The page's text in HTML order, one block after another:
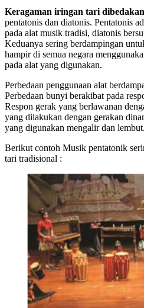
Keragaman iringan tari
pentatonis dan diatonis. Pentatonis
pada alat musik tradisi, diatonis
Keduanya sering berdampingan
hampir di semua negara
pada alat yang digunakan.
Perbedaan penggunaan alat
Perbedaan bunyi berakibat pada
Respon gerak yang berlawanan
yang dilakukan dengan gerakan
yang digunakan mengalir dan lembut.
Berikut contoh Musik pentatonik
tari tradisional :